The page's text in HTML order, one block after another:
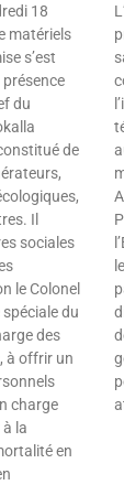
18
matériels
s’est
du
de
Il
sociales
le Colonel
du
des
à offrir un
charge
la
en